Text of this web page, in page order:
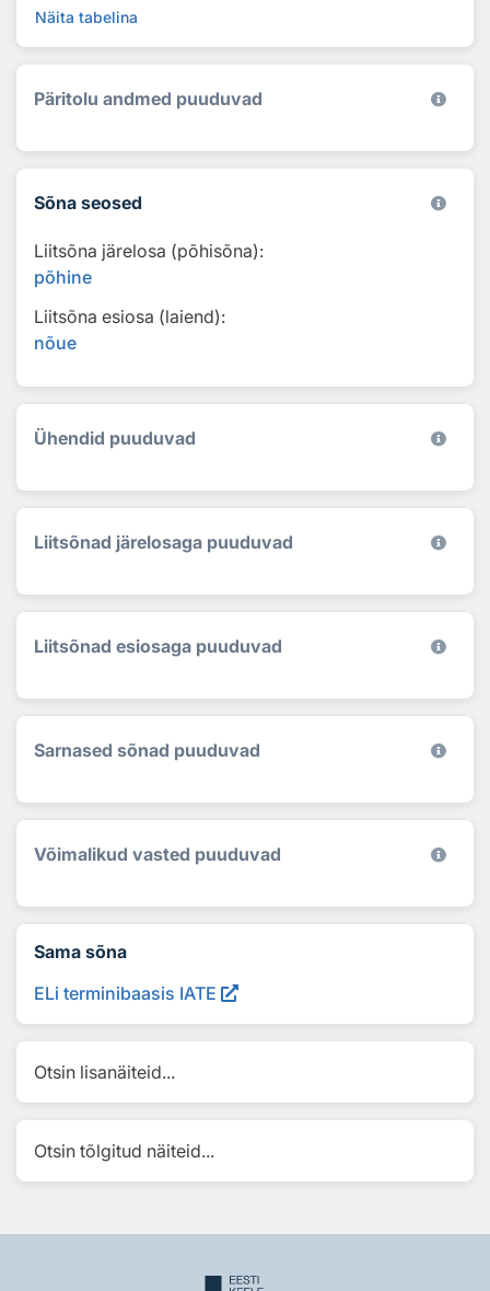
Näita tabelina
Päritolu andmed puuduvad
Sõna seosed
Liitsõna järelosa (põhisõna):
põhine
Liitsõna esiosa (laiend):
nõue
Ühendid puuduvad
Liitsõnad järelosaga puuduvad
Liitsõnad esiosaga puuduvad
Sarnased sõnad puuduvad
Võimalikud vasted puuduvad
Sama sõna
ELi terminibaasis IATE
Otsin lisanäiteid...
Otsin tõlgitud näiteid...